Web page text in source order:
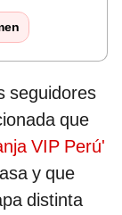
seguidores
que
VIP Perú'
y que
distinta